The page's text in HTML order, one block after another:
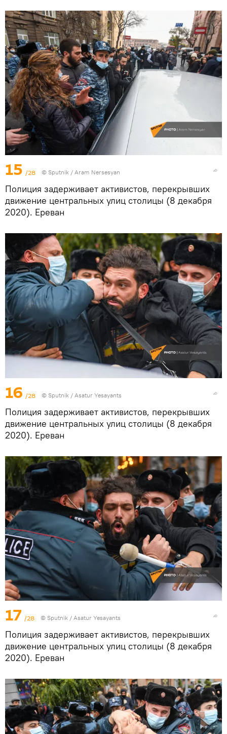
15 /28 © Sputnik / Aram Nersesyan
Полиция задерживает активистов, перекрывших
движение центральных улиц столицы (8 декабря
2020). Еревaн
16 /28 © Sputnik / Asatur Yesayants
Полиция задерживает активистов, перекрывших
движение центральных улиц столицы (8 декабря
2020). Еревaн
17 /28 © Sputnik / Asatur Yesayants
Полиция задерживает активистов, перекрывших
движение центральных улиц столицы (8 декабря
2020). Еревaн